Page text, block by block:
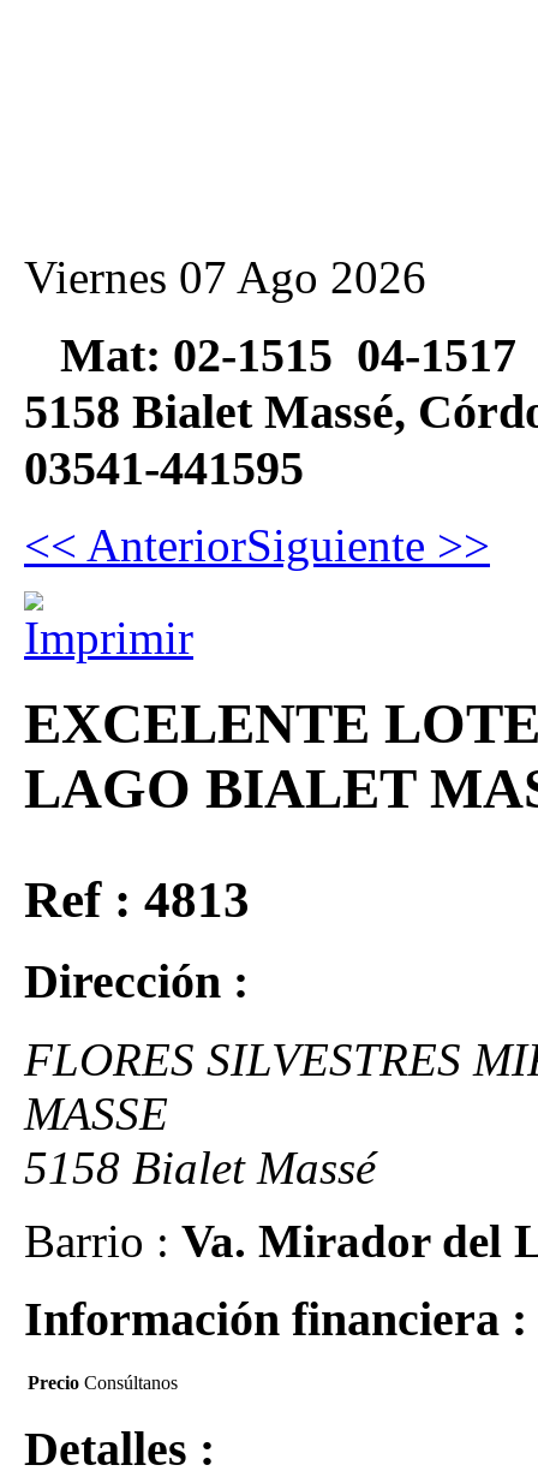
Viernes 07 Ago 2026
Mat: 02-1515 04-
5158 Bialet Massé,
03541-441595
<< AnteriorSiguiente >>
EXCELENTE
LAGO BIALET
Ref : 4813
Dirección :
FLORES SILVESTRES
MASSE
5158 Bialet Massé
Barrio : Va. Mirador del
Información financiera :
Precio Consúltanos
Detalles :